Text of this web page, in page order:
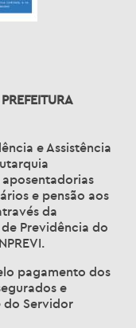
e Assistência
e pensão aos
da
Previdência do
pagamento dos
e
do Servidor